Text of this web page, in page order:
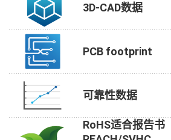
3D-CAD数据
PCB footprint
可靠性数据
RoHS适合报告书